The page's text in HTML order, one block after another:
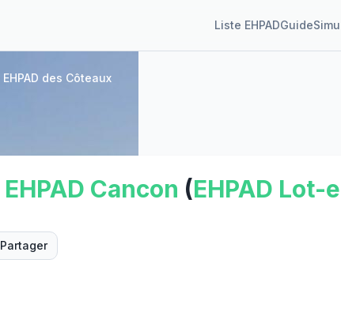
Liste EHPADGuide
EHPAD des Côteaux
EHPAD Cancon (EHPAD Lot-
Partager